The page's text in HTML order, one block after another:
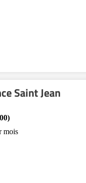
Saint Jean
mois